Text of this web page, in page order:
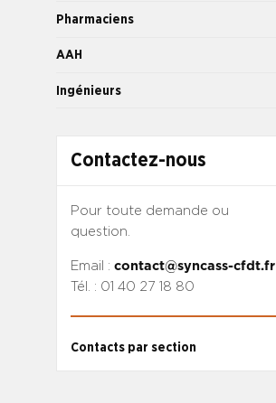
Pharmaciens
AAH
Ingénieurs
Contactez-nous
Pour toute demande ou
question.
Email : contact@syncass-cfdt.fr
Tél. : 01 40 27 18 80
Contacts par section